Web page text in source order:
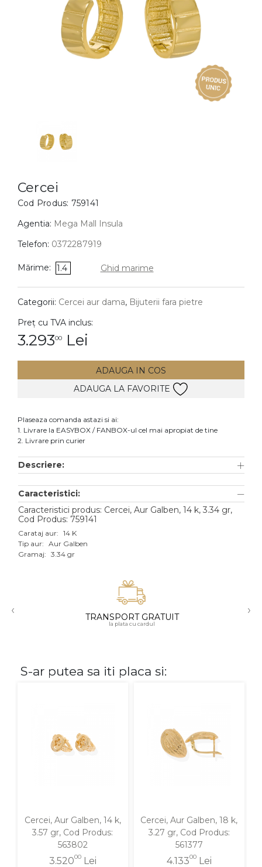
BIJUTERII COPII
Cercei
Bratari
Coliere
Lanturi
Pandantive
DIAMANTE Vezi toate
Cercei
Accesorii
Aur alb
Aur roz
Aur mixt
18K
Cercei
Cod Produs: 759141
Agentia: Mega Mall Insula
Telefon: 0372287919
Mărime: 1.4 Ghid marime
Categorii: Cercei aur dama, Bijuterii fara pietre
Preț cu TVA inclus:
3.29300 Lei
ADAUGA IN COS
ADAUGA LA FAVORITE
Plaseaza comanda astazi si ai:
1. Livrare la EASYBOX / FANBOX-ul cel mai apropiat de tine
2. Livrare prin curier
Descriere:
Caracteristici:
Caracteristici produs: Cercei, Aur Galben, 14 k, 3.34 gr,
Cod Produs: 759141
Carataj aur: 14 K
Tip aur: Aur Galben
Gramaj: 3.34 gr
‹ TRANSPORT GRATUIT
la plata cu cardul
›
S-ar putea sa iti placa si:
Cercei, Aur Galben, 14 k,
3.57 gr, Cod Produs:
563802
3.52000Lei
Cercei, Aur Galben, 18 k,
3.27 gr, Cod Produs:
561377
4.13300Lei